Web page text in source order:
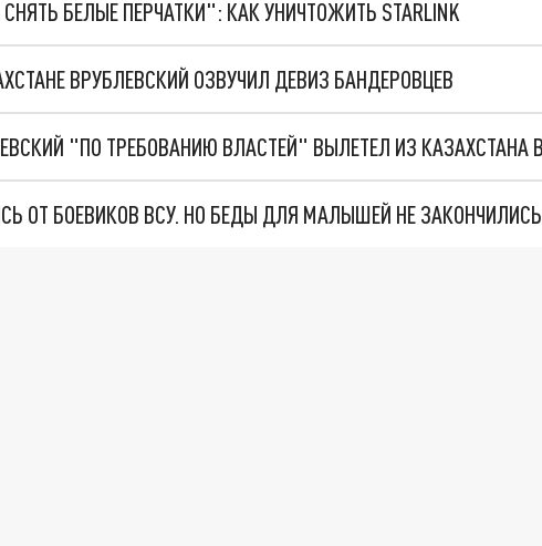
БЕЛЫЕ ПЕРЧАТКИ": КАК УНИЧТОЖИТЬ STARLINK
ВРУБЛЕВСКИЙ ОЗВУЧИЛ ДЕВИЗ БАНДЕРОВЦЕВ
ОТ БОЕВИКОВ ВСУ. НО БЕДЫ ДЛЯ МАЛЫШЕЙ НЕ ЗАКОНЧИЛИСЬ